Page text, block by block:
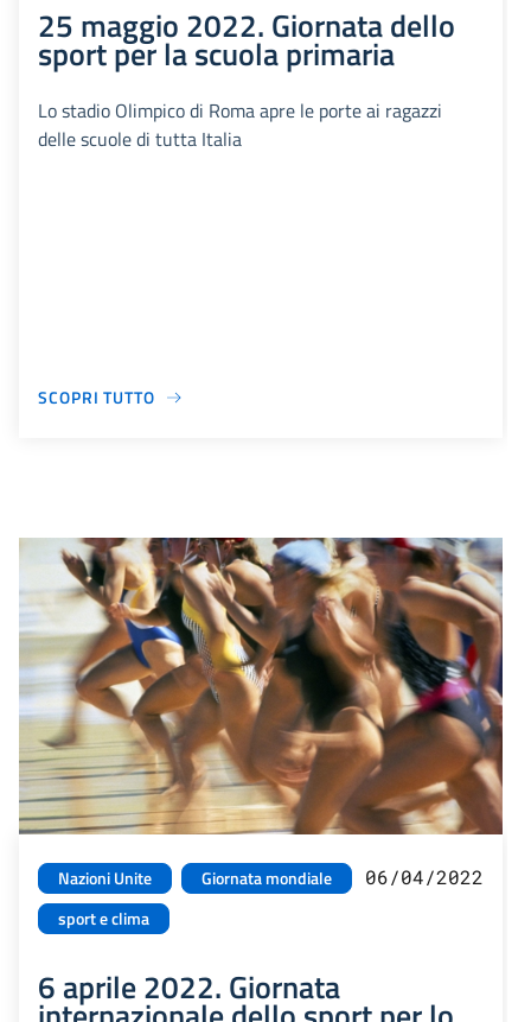
25 maggio 2022. Giornata dello
sport per la scuola primaria
Lo stadio Olimpico di Roma apre le porte ai ragazzi
delle scuole di tutta Italia
SCOPRI TUTTO
Nazioni Unite
Giornata mondiale
sport e clima
06/04/2022
6 aprile 2022. Giornata